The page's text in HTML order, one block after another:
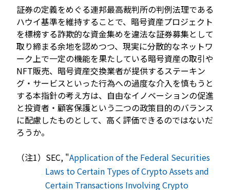
証券の定義をめぐる連邦最高裁判所の判例法理である
ハウイ基準を維持することで、暗号資産プロジェクト
を標榜する詐欺的な資金集めを違法な証券募集として
取り締まる余地を認めつつ、現実に分散的なネットワ
ーク上で一定の機能を果たしている暗号資産の取引や
NFT販売、暗号資産交換業者が提供するステーキン
グ・サービスといった行為への過度な介入を慎もうと
する本指針の考え方は、自由なイノベーションの促進
と投資者・顧客保護という二つの政策目的のバランス
に配慮したものとして、高く評価できるのではないだ
ろうか。
（注1）SEC, "Application of the Federal Securities
Laws to Certain Types of Crypto Assets and
Certain Transactions Involving Crypto